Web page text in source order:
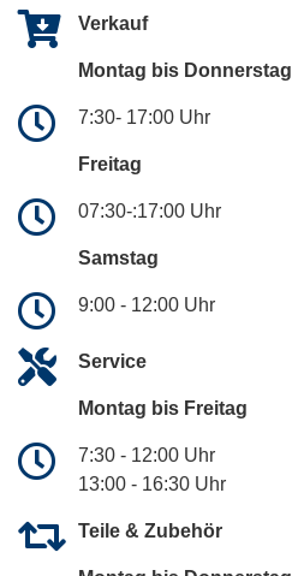
Verkauf
Montag bis Donnerstag
7:30- 17:00 Uhr
Freitag
07:30-:17:00 Uhr
Samstag
9:00 - 12:00 Uhr
Service
Montag bis Freitag
7:30 - 12:00 Uhr
13:00 - 16:30 Uhr
Teile & Zubehör